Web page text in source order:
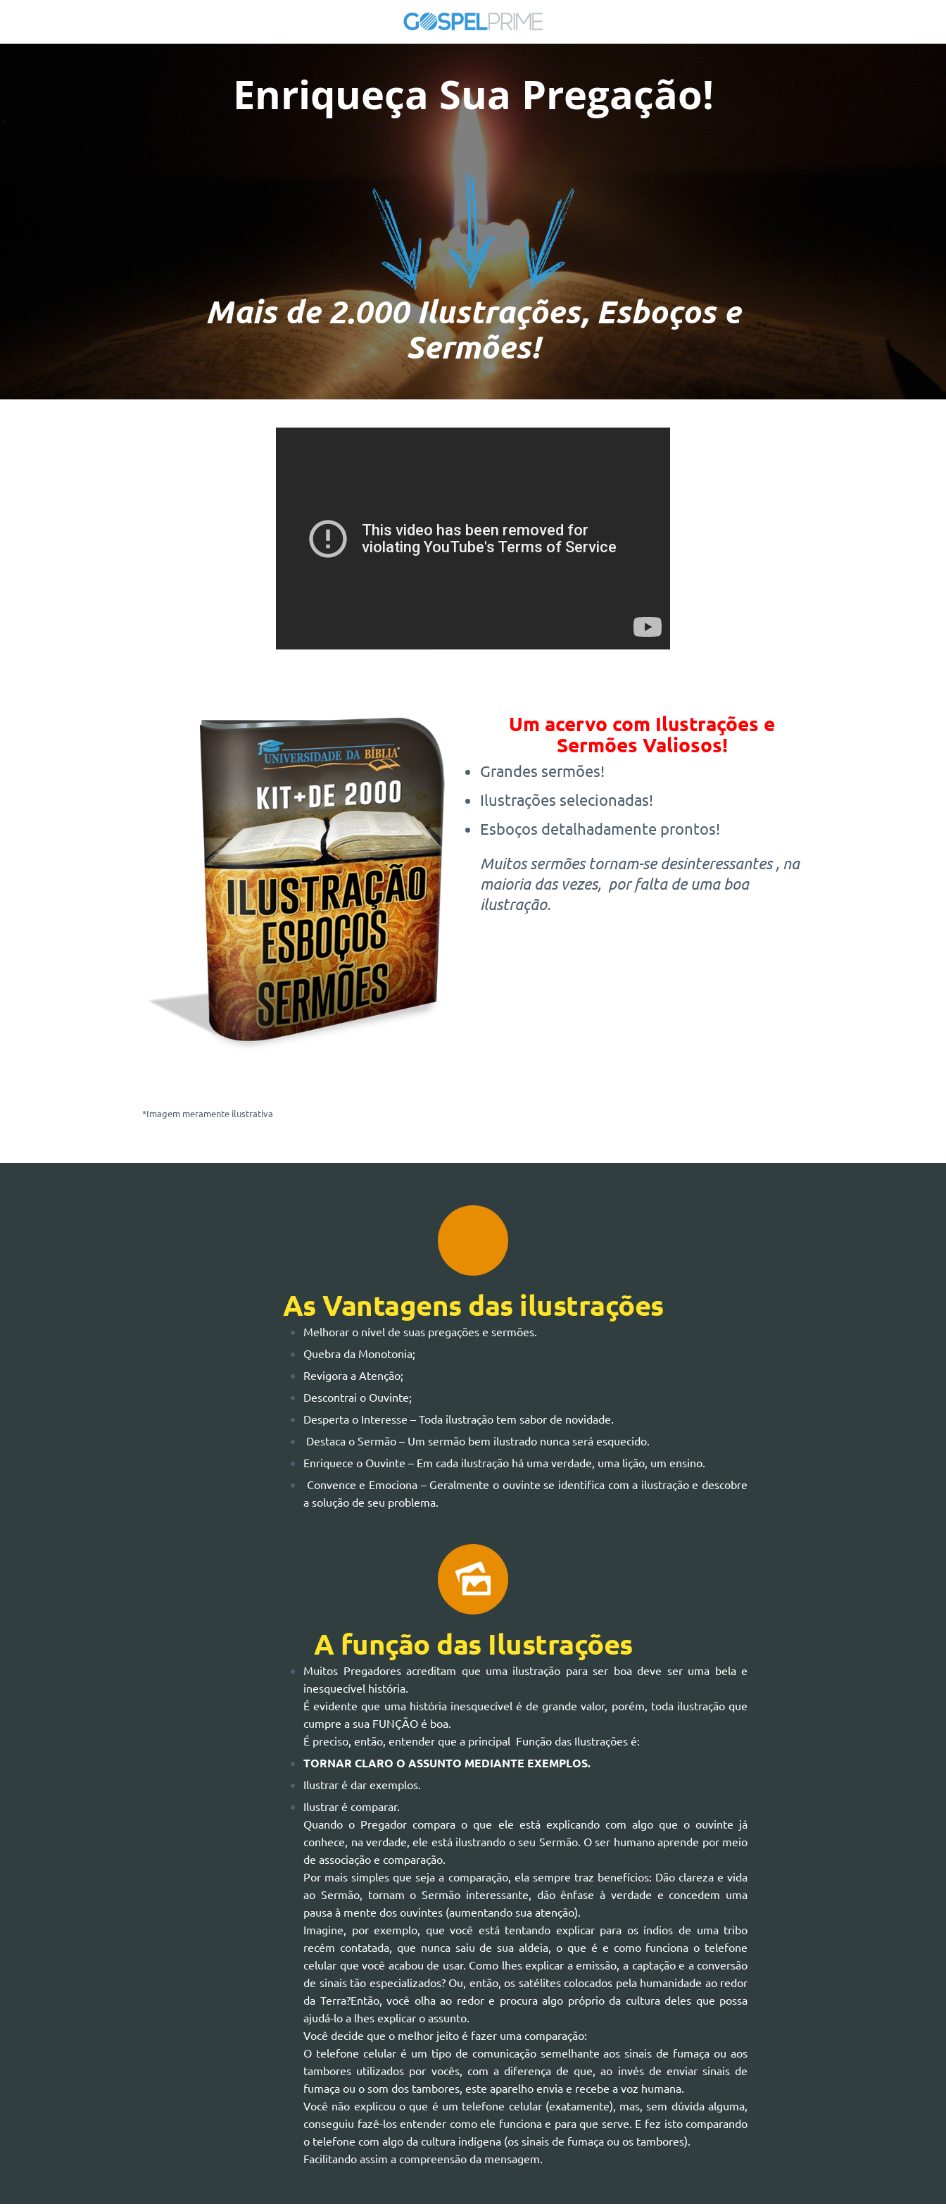
Enriqueça Sua Pregação!
Mais de 2.000 Ilustrações, Esboços e
Sermões!
*Imagem meramente ilustrativa
Um acervo com Ilustrações e
Sermões Valiosos!
Grandes sermões!
Ilustrações selecionadas!
Esboços detalhadamente prontos!
Muitos sermões tornam-se desinteressantes , na
maioria das vezes, por falta de uma boa
ilustração.
As Vantagens das ilustrações
Melhorar o nível de suas pregações e sermões.
Quebra da Monotonia;
Revigora a Atenção;
Descontrai o Ouvinte;
Desperta o Interesse – Toda ilustração tem sabor de novidade.
Destaca o Sermão – Um sermão bem ilustrado nunca será esquecido.
Enriquece o Ouvinte – Em cada ilustração há uma verdade, uma lição, um ensino.
Convence e Emociona – Geralmente o ouvinte se identifica com a ilustração e descobre
a solução de seu problema.
A função das Ilustrações
Muitos Pregadores acreditam que uma ilustração para ser boa deve ser uma bela e
inesquecível história.
É evidente que uma história inesquecível é de grande valor, porém, toda ilustração que
cumpre a sua FUNÇÃO é boa.
É preciso, então, entender que a principal Função das Ilustrações é:
TORNAR CLARO O ASSUNTO MEDIANTE EXEMPLOS.
Ilustrar é dar exemplos.
Ilustrar é comparar.
Quando o Pregador compara o que ele está explicando com algo que o ouvinte já
conhece, na verdade, ele está ilustrando o seu Sermão. O ser humano aprende por meio
de associação e comparação.
Por mais simples que seja a comparação, ela sempre traz benefícios: Dão clareza e vida
ao Sermão, tornam o Sermão interessante, dão ênfase à verdade e concedem uma
pausa à mente dos ouvintes (aumentando sua atenção).
Imagine, por exemplo, que você está tentando explicar para os índios de uma tribo
recém contatada, que nunca saiu de sua aldeia, o que é e como funciona o telefone
celular que você acabou de usar. Como lhes explicar a emissão, a captação e a conversão
de sinais tão especializados? Ou, então, os satélites colocados pela humanidade ao redor
da Terra?Então, você olha ao redor e procura algo próprio da cultura deles que possa
ajudá-lo a lhes explicar o assunto.
Você decide que o melhor jeito é fazer uma comparação:
O telefone celular é um tipo de comunicação semelhante aos sinais de fumaça ou aos
tambores utilizados por vocês, com a diferença de que, ao invés de enviar sinais de
fumaça ou o som dos tambores, este aparelho envia e recebe a voz humana.
Você não explicou o que é um telefone celular (exatamente), mas, sem dúvida alguma,
conseguiu fazê-los entender como ele funciona e para que serve. E fez isto comparando
o telefone com algo da cultura indígena (os sinais de fumaça ou os tambores).
Facilitando assim a compreensão da mensagem.